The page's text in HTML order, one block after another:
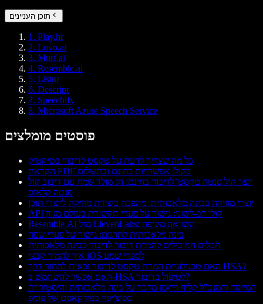
תוכן העניינים
1. Play.ht
2. Lovo.ai
3. Murf.ai
4. Resemble.ai
5. Listnr
6. Descript
7. Speechify
8. Microsoft Azure Speech Service
פוסטים מומלצים
כל מה שצריך לדעת על טקסט לדיבור בטיקטוק
הקראת PDF בקול: אפשרויות בחינם ובתשלום
יוצר קול סנטה טקסט־לדיבור בחינם: חג מולד שמח עם דיבוב קול
סנטה קלאוס
יוצרי מוזיקה בבינה מלאכותית: מהפכה ביצירת מוזיקה ליוצרי תוכן
API קולי רב-לשוני: גישור על פערי תקשורת בעולם מגוון
Resemble.AI מול ElevenLabs: השוואה מקיפה
בינה מלאכותית לתרגום: גישור על פערי שפה
הכלים המובילים להמרת דיבור לדיבור בבינה מלאכותית
איך להמיר קבצי iOS לספרי שמע
האם טכנולוגיית המרת טקסט לדיבור זכאית להחזר דרך HSA?
האם אפשר להשתמש ב-HSA לטיפול בדיבור?
המייסד והמנכ"ל קליף וייץמן מדבר על בינה מלאכותית והיסטוריית
ספיצ'יפיי בפודקאסט של פומפ